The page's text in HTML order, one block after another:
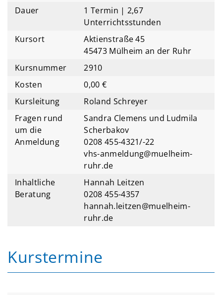
Dauer
1 Termin | 2,67
Unterrichtsstunden
Kursort
Aktienstraße 45
45473 Mülheim an der Ruhr
Kursnummer
2910
Kosten
0,00 €
Kursleitung
Roland Schreyer
Fragen rund
um die
Anmeldung
Sandra Clemens und Ludmila
Scherbakov
0208 455-4321/-22
vhs-anmeldung@muelheim-
ruhr.de
Inhaltliche
Beratung
Hannah Leitzen
0208 455-4357
hannah.leitzen@muelheim-
ruhr.de
Kurstermine